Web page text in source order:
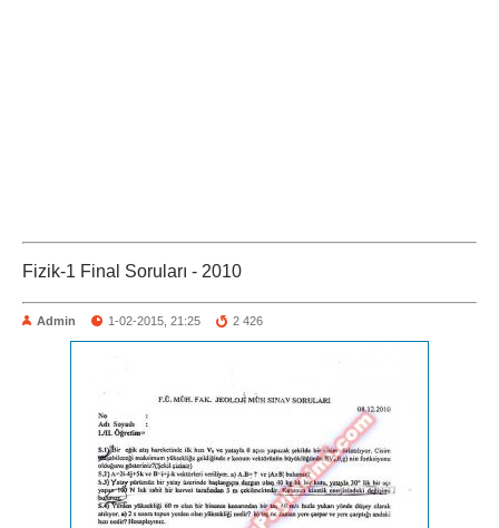
Fizik-1 Final Soruları - 2010
Admin 1-02-2015, 21:25 2 426